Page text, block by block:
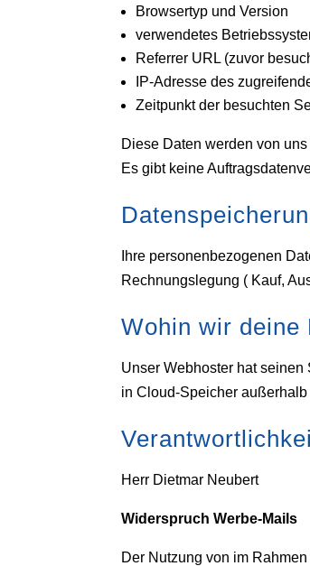
Browsertyp und Version
verwendetes
Referrer URL (zuvor
IP-Adresse des
Zeitpunkt der besuchten
Diese Daten werden von
Es gibt keine
Ihre personenbezogenen
Rechnungslegung ( Kauf,
Wohin wir deine
Unser Webhoster hat
in Cloud-Speicher
Herr Dietmar Neubert
Widerspruch Werbe-Mails
Der Nutzung von im